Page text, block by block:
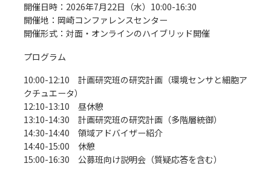
開催日時：2026年7月22日（水）10:00-16:30
開催地：岡崎コンファレンスセンター
開催形式：対面・オンラインのハイブリッド開催
プログラム
10:00-12:10 計画研究班の研究計画（環境センサと細胞ア
クチュエータ）
12:10-13:10 昼休憩
13:10-14:30 計画研究班の研究計画（多階層統御）
14:30-14:40 領域アドバイザー紹介
14:40-15:00 休憩
15:00-16:30 公募班向け説明会（質疑応答を含む）